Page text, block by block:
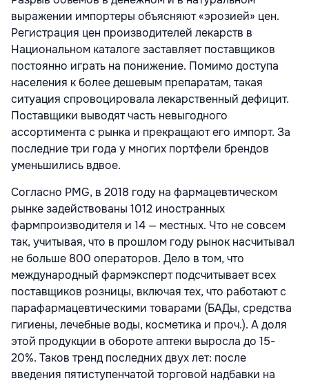
выражении импортеры объясняют «эрозией» цен.
Регистрация цен производителей лекарств в
Национальном каталоге заставляет поставщиков
постоянно играть на понижение. Помимо доступа
населения к более дешевым препаратам, такая
ситуация спровоцировала лекарственный дефицит.
Поставщики выводят часть невыгодного
ассортимента с рынка и прекращают его импорт. За
последние три года у многих портфели брендов
уменьшились вдвое.
Согласно PMG, в 2018 году на фармацевтическом
рынке задействованы 1012 иностранных
фармпроизводителя и 14 — местных. Что не совсем
так, учитывая, что в прошлом году рынок насчитывал
не больше 800 операторов. Дело в том, что
международный фармэксперт подсчитывает всех
поставщиков розницы, включая тех, что работают с
парафармацевтическими товарами (БАДы, средства
гигиены, лечебные воды, косметика и проч.). А доля
этой продукции в обороте аптеки выросла до 15-
20%. Таков тренд последних двух лет: после
введения пятиступенчатой торговой надбавки на